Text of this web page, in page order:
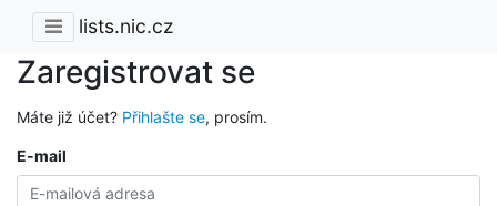
lists.nic.cz
Zaregistrovat se
Máte již účet? Přihlašte se, prosím.
E-mail